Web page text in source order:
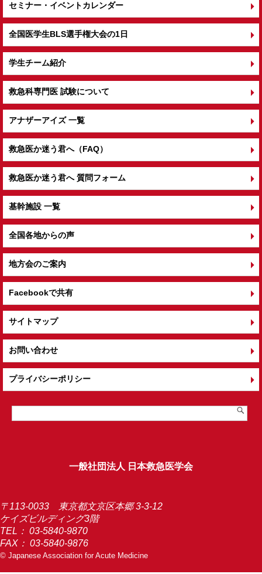
セミナー・イベントカレンダー
全国医学生BLS選手権大会の1日
学生チーム紹介
救急科専門医 試験について
アナザーアイズ 一覧
救急医か迷う君へ（FAQ）
救急医か迷う君へ 質問フォーム
基幹施設 一覧
全国各地からの声
地方会のご案内
Facebookで共有
サイトマップ
お問い合わせ
プライバシーポリシー
一般社団法人 日本救急医学会
〒113-0033 東京都文京区本郷 3-3-12
ケイズビルディング3階
TEL： 03-5840-9870
FAX： 03-5840-9876
© Japanese Association for Acute Medicine